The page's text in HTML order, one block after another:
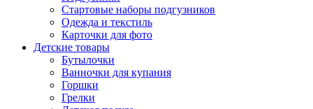
Стартовые наборы подгузников
Одежда и текстиль
Карточки для фото
Детские товары
Бутылочки
Ванночки для купания
Горшки
Грелки